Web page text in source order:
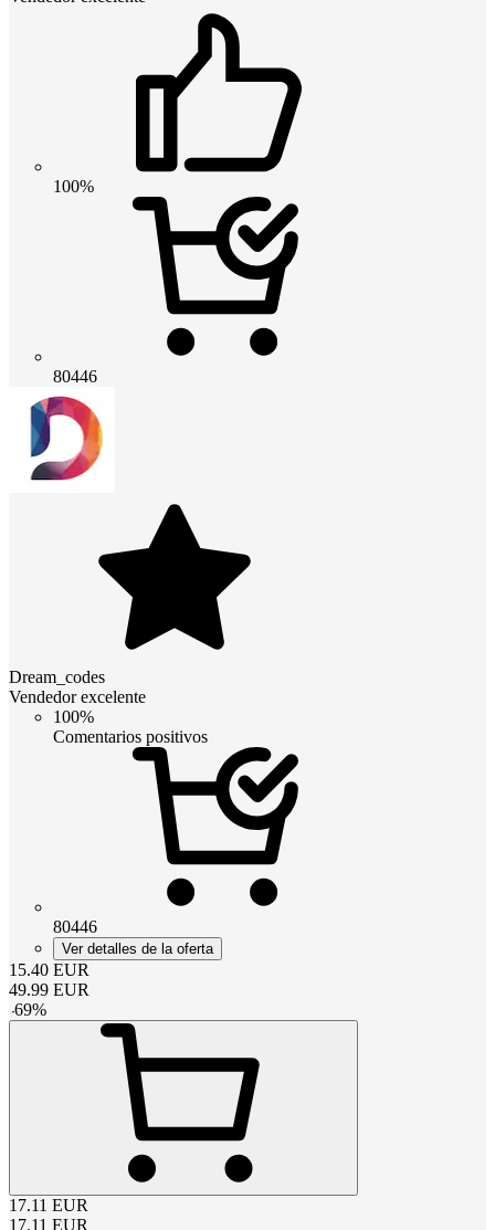
100%
80446
Dream_codes
Vendedor excelente
100%
Comentarios positivos
80446
Ver detalles de la oferta
15.40 EUR
49.99 EUR
-69%
17.11 EUR
17.11 EUR